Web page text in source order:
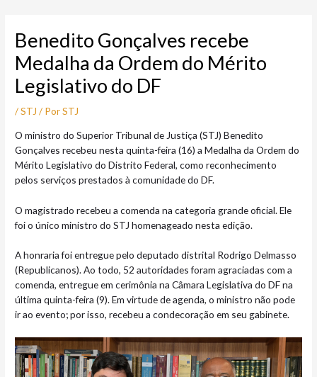
conteúdo
Benedito Gonçalves recebe
Medalha da Ordem do Mérito
Legislativo do DF
/STJ / PorSTJ
O ministro do Superior Tribunal de Justiça (STJ) Benedito
Gonçalves recebeu nesta quinta-feira (16) a Medalha da Ordem do
Mérito Legislativo do Distrito Federal, como reconhecimento
pelos serviços prestados à comunidade do DF.
O magistrado recebeu a comenda na categoria grande oficial. Ele
foi o único ministro do STJ homenageado nesta edição.
A honraria foi entregue pelo deputado distrital Rodrigo Delmasso
(Republicanos). Ao todo, 52 autoridades foram agraciadas com a
comenda, entregue em cerimônia na Câmara Legislativa do DF na
última quinta-feira (9). Em virtude de agenda, o ministro não pode
ir ao evento; por isso, recebeu a condecoração em seu gabinete.